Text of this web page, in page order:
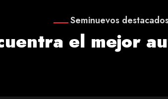
Seminuevos
el mejor